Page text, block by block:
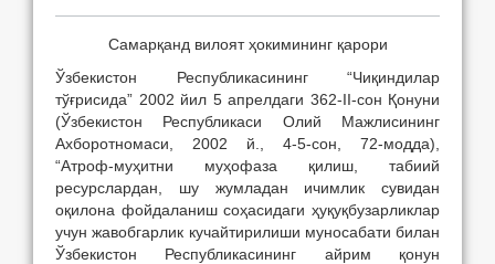
Самарқанд вилоят ҳокимининг қарори
Ўзбекистон Республикасининг “Чиқиндилар
тўғрисида” 2002 йил 5 апрелдаги 362-II-сон Қонуни
(Ўзбекистон Республикаси Олий Мажлисининг
Ахборотномаси, 2002 й., 4-5-сон, 72-модда),
“Атроф-муҳитни муҳофаза қилиш, табиий
ресурслардан, шу жумладан ичимлик сувидан
оқилона фойдаланиш соҳасидаги ҳуқуқбузарликлар
учун жавобгарлик кучайтирилиши муносабати билан
Ўзбекистон Республикасининг айрим қонун